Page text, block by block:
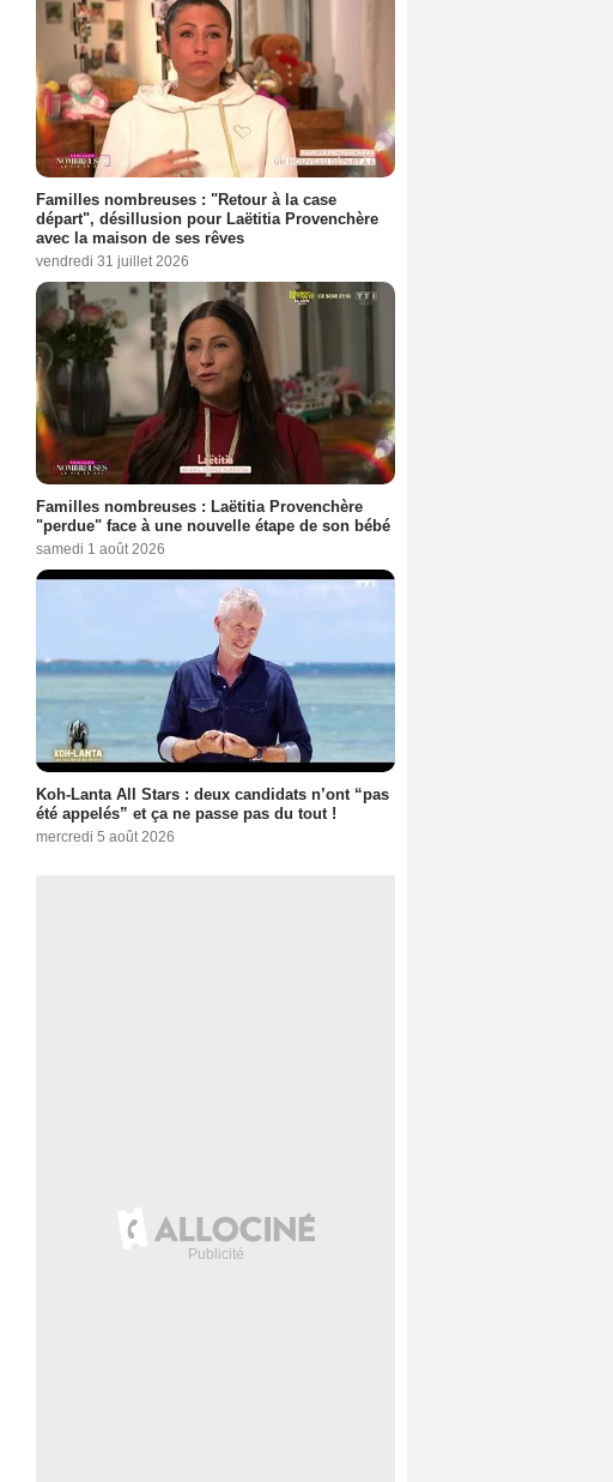
Familles nombreuses : "Retour à la case
départ", désillusion pour Laëtitia Provenchère
avec la maison de ses rêves
vendredi 31 juillet 2026
Familles nombreuses : Laëtitia Provenchère
"perdue" face à une nouvelle étape de son bébé
samedi 1 août 2026
Koh-Lanta All Stars : deux candidats n’ont “pas
été appelés” et ça ne passe pas du tout !
mercredi 5 août 2026